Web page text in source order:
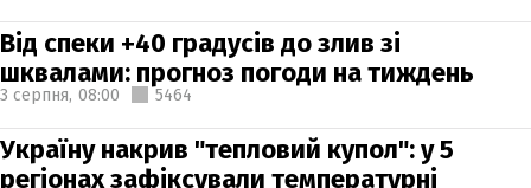
Від спеки +40 градусів до злив зі
шквалами: прогноз погоди на тиждень
3 серпня, 08:00 5464
Україну накрив "тепловий купол": у 5
регіонах зафіксували температурні